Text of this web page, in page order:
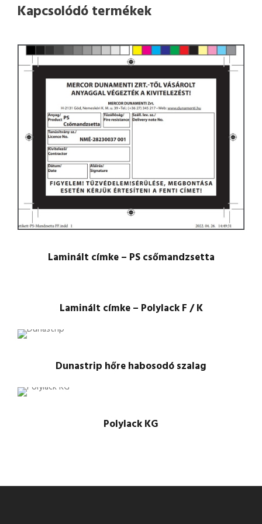
Kapcsolódó termékek
Laminált címke – PS csőmandzsetta
Laminált címke – Polylack F / K
Dunastrip hőre habosodó szalag
Polylack KG